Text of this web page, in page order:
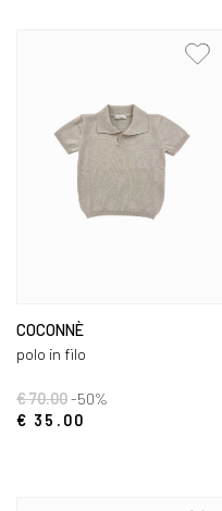
COCONNÈ
polo in filo
€ 70.00-50%
€ 35.00